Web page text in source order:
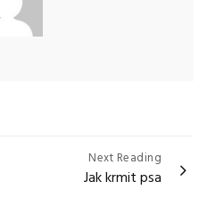
Next Reading
Jak krmit psa